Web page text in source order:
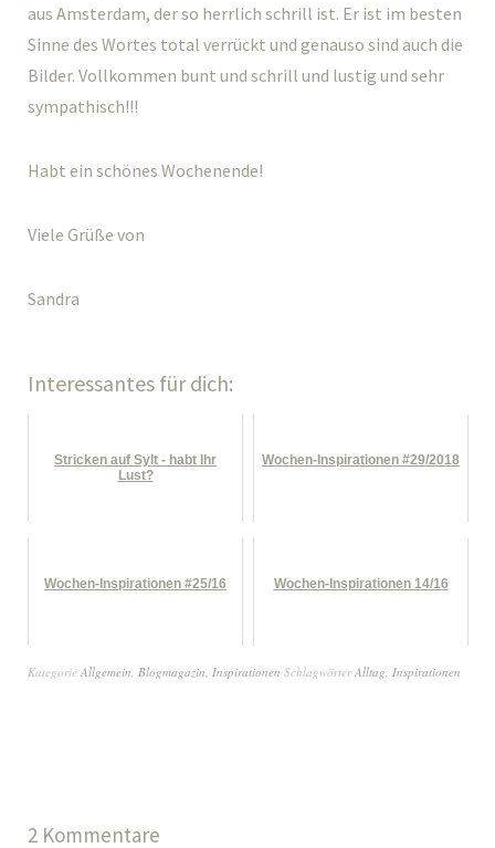
aus Amsterdam, der so herrlich schrill ist. Er ist im besten
Sinne des Wortes total verrückt und genauso sind auch die
Bilder. Vollkommen bunt und schrill und lustig und sehr
sympathisch!!!
Habt ein schönes Wochenende!
Viele Grüße von
Sandra
Interessantes für dich:
Stricken auf Sylt - habt Ihr
Lust?
Wochen-Inspirationen #29/2018
Wochen-Inspirationen #25/16 Wochen-Inspirationen 14/16
Kategorie Allgemein Blogmagazin Inspirationen SchlagwörterAlltag Inspirationen
2 Kommentare